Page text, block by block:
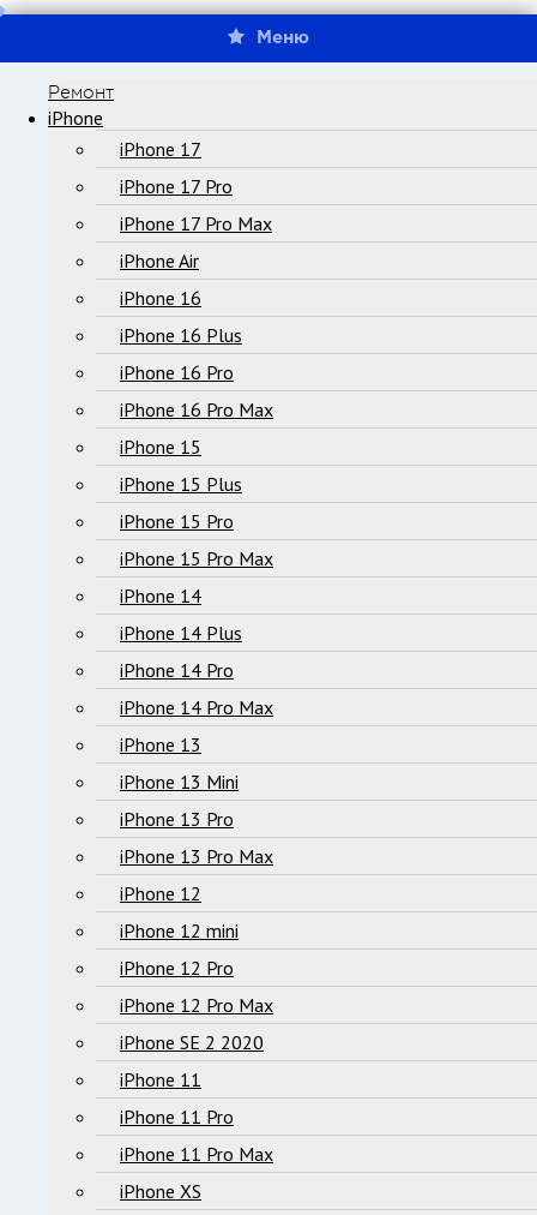
Меню
Ремонт
iPhone
iPhone 17
iPhone 17 Pro
iPhone 17 Pro Max
iPhone Air
iPhone 16
iPhone 16 Plus
iPhone 16 Pro
iPhone 16 Pro Max
iPhone 15
iPhone 15 Plus
iPhone 15 Pro
iPhone 15 Pro Max
iPhone 14
iPhone 14 Plus
iPhone 14 Pro
iPhone 14 Pro Max
iPhone 13
iPhone 13 Mini
iPhone 13 Pro
iPhone 13 Pro Max
iPhone 12
iPhone 12 mini
iPhone 12 Pro
iPhone 12 Pro Max
iPhone SE 2 2020
iPhone 11
iPhone 11 Pro
iPhone 11 Pro Max
iPhone XS